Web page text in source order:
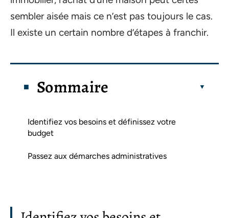
sembler aisée mais ce n’est pas toujours le cas.
Il existe un certain nombre d’étapes à franchir.
Sommaire
Identifiez vos besoins et définissez votre
budget
Passez aux démarches administratives